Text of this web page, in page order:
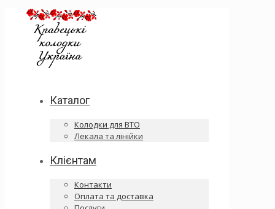
Каталог
Колодки для ВТО
Лекала та лінійки
Клієнтам
Контакти
Оплата та доставка